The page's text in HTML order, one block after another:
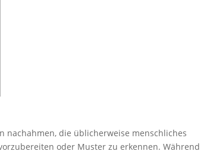
nachahmen, die üblicherweise menschliches
oder Muster zu erkennen. Während